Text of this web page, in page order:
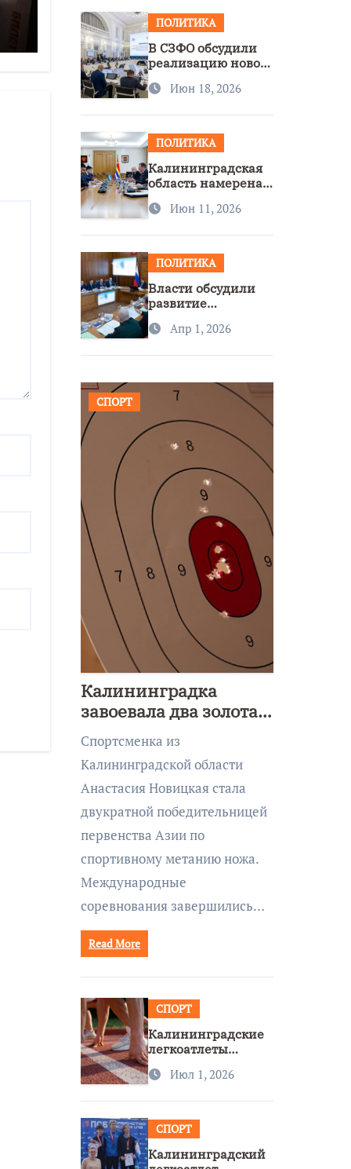
ПОЛИТИКА
В СЗФО обсудили
реализацию новой
нацполитики
Июн 18, 2026
ПОЛИТИКА
Калининградская
область намерена
сотрудничество с
Июн 11, 2026
ПОЛИТИКА
Власти обсудили
развитие
доступность
Апр 1, 2026
СПОРТ
Калининградка
завоевала два золота
первенства Азии по
метанию ножа
Спортсменка из
Калининградской области
Анастасия Новицкая стала
двукратной победительницей
первенства Азии по
спортивному метанию ножа.
Международные
соревнования завершились…
Read More
СПОРТ
Калининградские
легкоатлеты
бронзы на
Июл 1, 2026
СПОРТ
Калининградский